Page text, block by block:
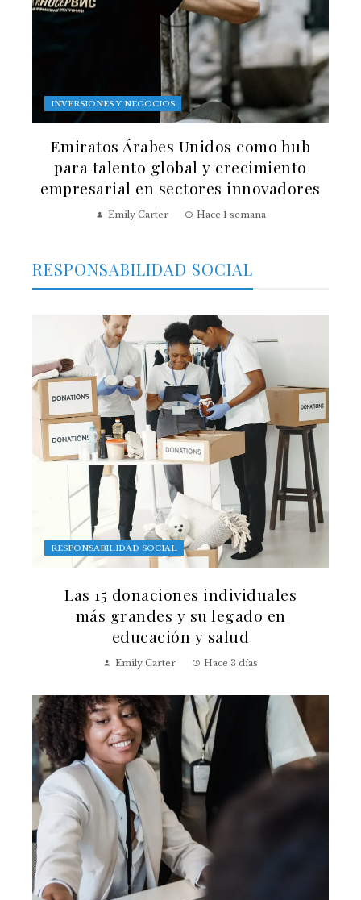
INVERSIONES Y NEGOCIOS
Emiratos Árabes Unidos como hub
para talento global y crecimiento
empresarial en sectores innovadores
Emily Carter Hace 1 semana
RESPONSABILIDAD SOCIAL
RESPONSABILIDAD SOCIAL
Las 15 donaciones individuales
más grandes y su legado en
educación y salud
Emily Carter Hace 3 días